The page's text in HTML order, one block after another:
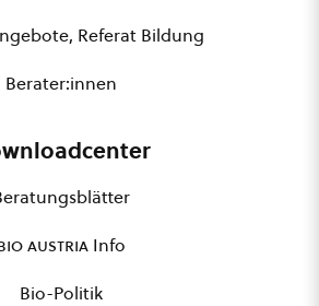
Referat Bildung
Berater:innen
austria Info
Bio-Politik